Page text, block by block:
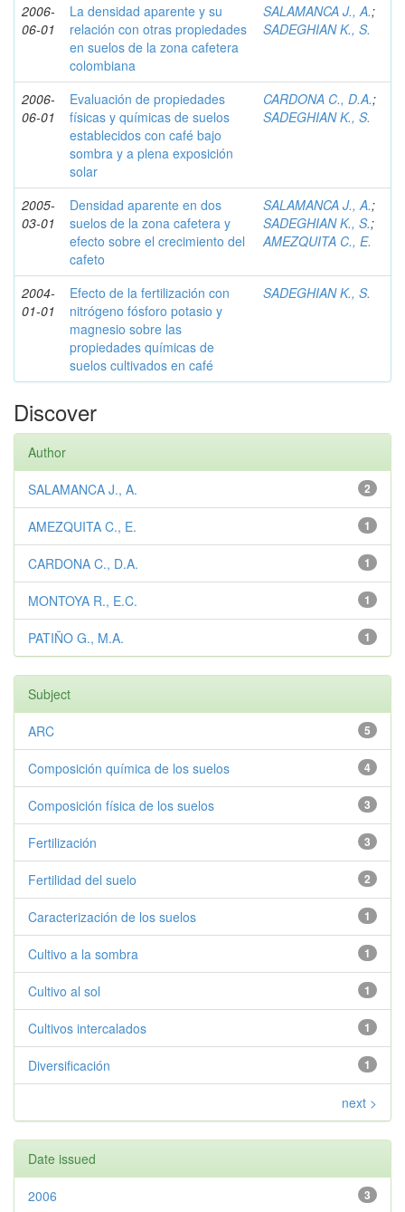
2006-
06-01
La densidad aparente y su
relación con otras propiedades
en suelos de la zona cafetera
colombiana
SALAMANCA J., A.;
SADEGHIAN K., S.
2006-
06-01
Evaluación de propiedades
físicas y químicas de suelos
establecidos con café bajo
sombra y a plena exposición
solar
CARDONA C., D.A.;
SADEGHIAN K., S.
2005-
03-01
Densidad aparente en dos
suelos de la zona cafetera y
efecto sobre el crecimiento del
cafeto
SALAMANCA J., A.;
SADEGHIAN K., S.;
AMEZQUITA C., E.
2004-
01-01
Efecto de la fertilización con
nitrógeno fósforo potasio y
magnesio sobre las
propiedades químicas de
suelos cultivados en café
SADEGHIAN K., S.
Discover
Author
2
SALAMANCA J., A.
1
AMEZQUITA C., E.
1
CARDONA C., D.A.
1
MONTOYA R., E.C.
1
PATIÑO G., M.A.
Subject
5
ARC
4
Composición química de los suelos
3
Composición física de los suelos
3
Fertilización
2
Fertilidad del suelo
1
Caracterización de los suelos
1
Cultivo a la sombra
1
Cultivo al sol
1
Cultivos intercalados
1
Diversificación
next >
Date issued
3
2006